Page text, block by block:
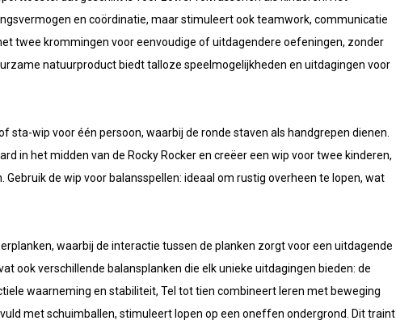
en coördinatie, maar stimuleert ook teamwork, communicatie
twee krommingen voor eenvoudige of uitdagendere oefeningen, zonder
natuurproduct biedt talloze speelmogelijkheden en uitdagingen voor
sta-wip voor één persoon, waarbij de ronde staven als handgrepen dienen.
in het midden van de Rocky Rocker en creëer een wip voor twee kinderen,
de wip voor balansspellen: ideaal om rustig overheen te lopen, wat
waarbij de interactie tussen de planken zorgt voor een uitdagende
ook verschillende balansplanken die elk unieke uitdagingen bieden: de
waarneming en stabiliteit, Tel tot tien combineert leren met beweging
met schuimballen, stimuleert lopen op een oneffen ondergrond. Dit traint